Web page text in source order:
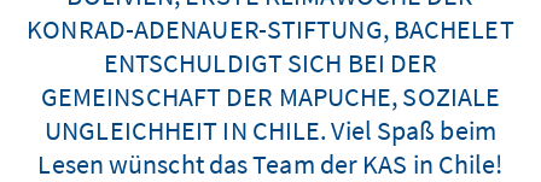
KONRAD-ADENAUER-STIFTUNG, BACHELET
ENTSCHULDIGT SICH BEI DER
GEMEINSCHAFT DER MAPUCHE, SOZIALE
UNGLEICHHEIT IN CHILE. Viel Spaß beim
Lesen wünscht das Team der KAS in Chile!